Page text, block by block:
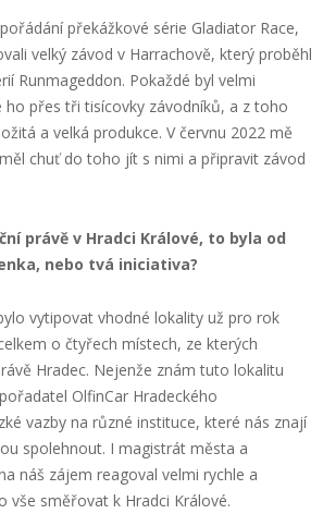
překážkové série Gladiator Race,
velký závod v Harrachově, který proběhl
Runmageddon. Pokaždé byl velmi
ho přes tři tisícovky závodníků, a z toho
a velká produkce. V červnu 2022 mě
chuť do toho jít s nimi a připravit závod
právě v Hradci Králové, to byla od
nebo tvá iniciativa?
vytipovat vhodné lokality už pro rok
o čtyřech místech, ze kterých
Hradec. Nejenže znám tuto lokalitu
OlfinCar Hradeckého
vazby na různé instituce, které nás znají
spolehnout. I magistrát města a
náš zájem reagoval velmi rychle a
vše směřovat k Hradci Králové.